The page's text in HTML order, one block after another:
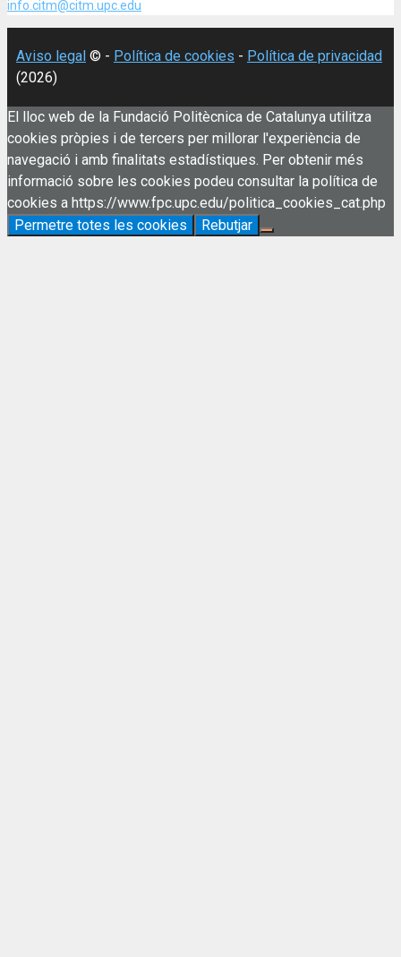
info.citm@citm.upc.edu
Aviso legal © - Política de cookies - Política de privacidad
(2026)
El lloc web de la Fundació Politècnica de Catalunya utilitza
cookies pròpies i de tercers per millorar l'experiència de
navegació i amb finalitats estadístiques. Per obtenir més
informació sobre les cookies podeu consultar la política de
cookies a https://www.fpc.upc.edu/politica_cookies_cat.php
Permetre totes les cookies
Rebutjar